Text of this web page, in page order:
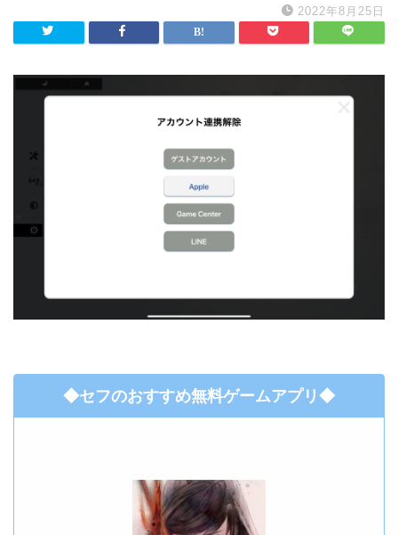
2022年8月25日
◆セフのおすすめ無料ゲームアプリ◆